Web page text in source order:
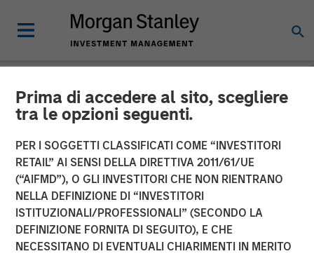
Prima di accedere al sito, scegliere
tra le opzioni seguenti.
PER I SOGGETTI CLASSIFICATI COME “INVESTITORI
RETAIL” AI SENSI DELLA DIRETTIVA 2011/61/UE
(“AIFMD”), O GLI INVESTITORI CHE NON RIENTRANO
NELLA DEFINIZIONE DI “INVESTITORI
ISTITUZIONALI/PROFESSIONALI” (SECONDO LA
DEFINIZIONE FORNITA DI SEGUITO), E CHE
NECESSITANO DI EVENTUALI CHIARIMENTI IN MERITO
NEWSROOM
Morgan Stanley Global
Private Equity Completes
Majority Investment in
CoAdvantage